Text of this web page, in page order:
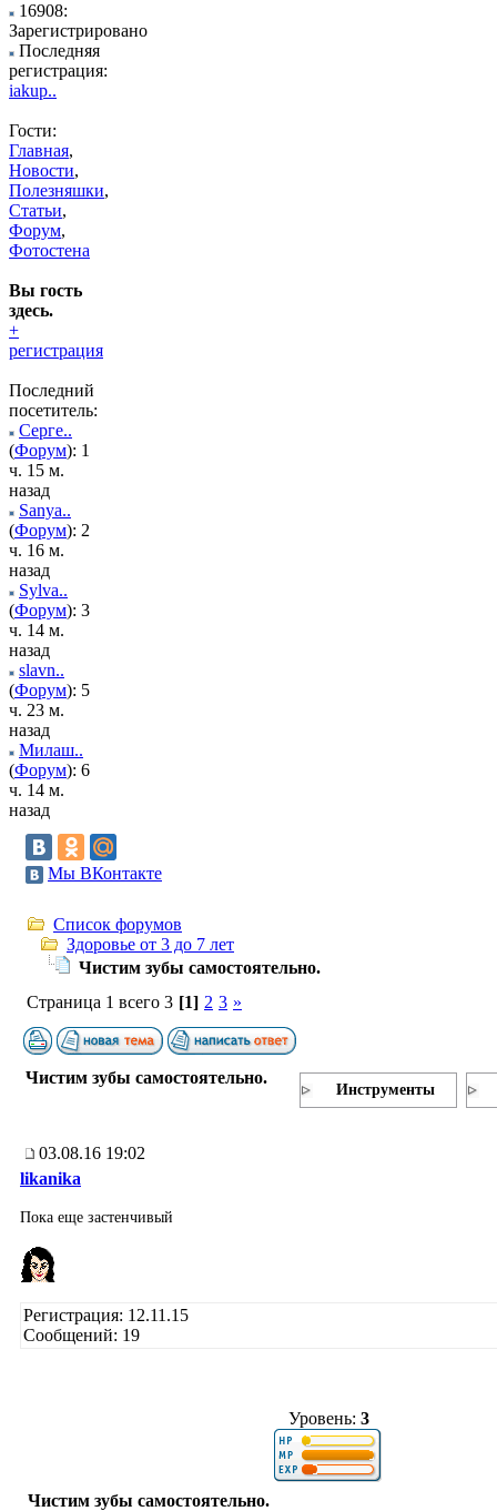
16908:
Зарегистрировано
Последняя
регистрация:
iakup..
Гости:
Главная,
Новости,
Полезняшки,
Статьи,
Форум,
Фотостена
Вы гость
здесь.
+
регистрация
Последний
посетитель:
Серге..
(Форум): 1
ч. 15 м.
назад
Sanya..
(Форум): 2
ч. 16 м.
назад
Sylva..
(Форум): 3
ч. 14 м.
назад
slavn..
(Форум): 5
ч. 23 м.
назад
Милаш..
(Форум): 6
ч. 14 м.
назад
Мы ВКонтакте
Список форумов
Здоровье от 3 до 7 лет
Чистим зубы самостоятельно.
Страница 1 всего 3 [1] 2 3 »
Чистим зубы самостоятельно.
Инструменты
03.08.16 19:02
likanika
Пока еще застенчивый
Регистрация: 12.11.15
Сообщений: 19
Уровень: 3
Чистим зубы самостоятельно.